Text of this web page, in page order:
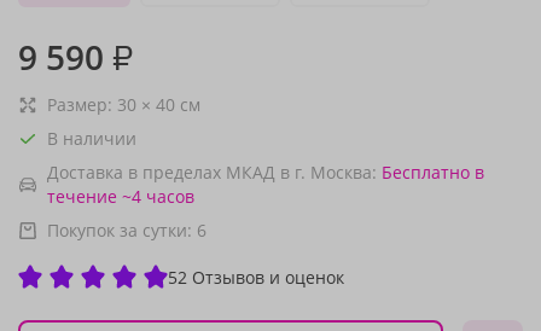
9 590 ₽
Размер: 30 × 40 см
В наличии
Доставка в пределах МКАД в г. Москва: Бесплатно в
течение ~4 часов
Покупок за сутки: 6
52 Отзывов и оценок